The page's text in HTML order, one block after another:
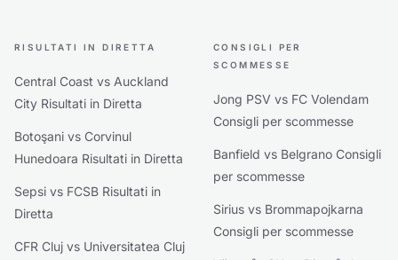
RISULTATI IN DIRETTA
Central Coast vs Auckland
City Risultati in Diretta
Botoşani vs Corvinul
Hunedoara Risultati in Diretta
Sepsi vs FCSB Risultati in
Diretta
CFR Cluj vs Universitatea Cluj
CONSIGLI PER
SCOMMESSE
Jong PSV vs FC Volendam
Consigli per scommesse
Banfield vs Belgrano Consigli
per scommesse
Sirius vs Brommapojkarna
Consigli per scommesse